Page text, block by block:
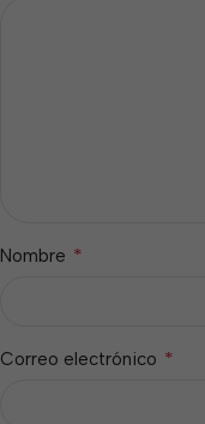
Nombre *
Correo electrónico *